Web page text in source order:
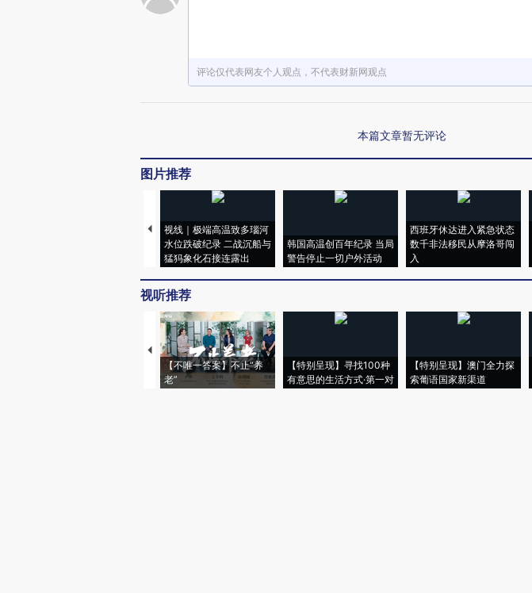
评论仅代表网友个人观点，不代表财新网观点
本篇文章暂无评论
图片推荐
视线｜极端高温致多瑙河
水位跌破纪录 二战沉船与
猛犸象化石接连露出
韩国高温创百年纪录 当局
警告停止一切户外活动
西班牙休达进入紧急状态
数千非法移民从摩洛哥闯
入
视听推荐
【不唯一答案】不止“养
老”
【特别呈现】寻找100种
有意思的生活方式·第一对
【特别呈现】澳门全力探
索葡语国家新渠道